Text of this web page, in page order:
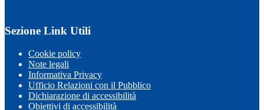
Sezione Link Utili
Cookie policy
Note legali
Informativa Privacy
Ufficio Relazioni con il Pubblico
Dichiarazione di accessibilità
Obiettivi di accessibilità